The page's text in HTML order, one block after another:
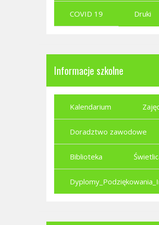
COVID 19 Druki
Informacje szkolne
Kalendarium
Doradztwo zawodowe
Biblioteka